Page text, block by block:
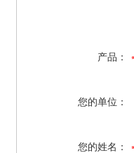
产品：
您的单位：
您的姓名：